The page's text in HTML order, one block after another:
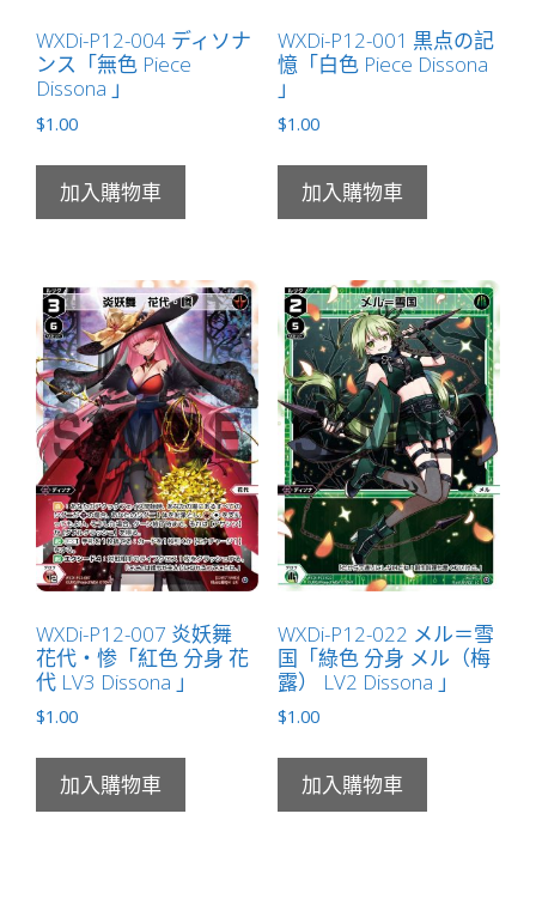
分
身
エ
ル
ド
（艾
德
拉）
LV0
」
數
量
WXDi-P12-004 ディソナ
ンス「無色 Piece
Dissona 」
$1.00
加入購物車
WXDi-P12-001 黒点の記
憶「白色 Piece Dissona
」
$1.00
加入購物車
WXDi-P12-007 炎妖舞
花代・惨「紅色 分身 花
代 LV3 Dissona 」
$1.00
加入購物車
WXDi-P12-022 メル＝雪
国「綠色 分身 メル（梅
露） LV2 Dissona 」
$1.00
加入購物車